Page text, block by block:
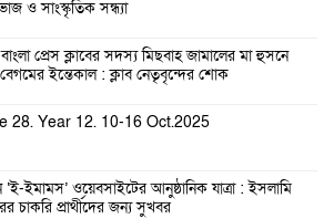
ও সাংস্কৃতিক সন্ধ্যা
প্রেস ক্লাবের সদস্য মিছবাহ জামালের মা হুসনে
ইন্তেকাল : ক্লাব নেতৃবৃন্দের শোক
28. Year 12. 10-16 Oct.2025
‘ই-ইমামস’ ওয়েবসাইটের আনুষ্ঠানিক যাত্রা : ইসলামি
চাকরি প্রার্থীদের জন্য সুখবর